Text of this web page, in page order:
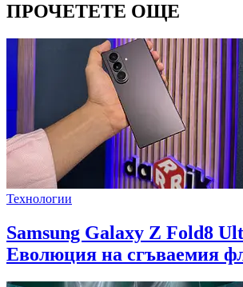
ПРОЧЕТЕТЕ ОЩЕ
Технологии
Samsung Galaxy Z Fold8
Еволюция на сгъваемия